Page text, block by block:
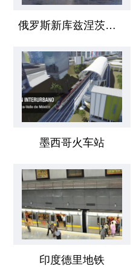
俄罗斯新库兹涅茨克机场
墨西哥火车站
印度德里地铁